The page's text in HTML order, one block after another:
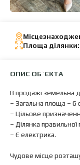
Площа ділянки:
ОПИС ОБ`ЄКТА
В продажі земельна
– Загальна площа – 6
– Цільове
– Ділянка
– Є електрика.
Чудове місце